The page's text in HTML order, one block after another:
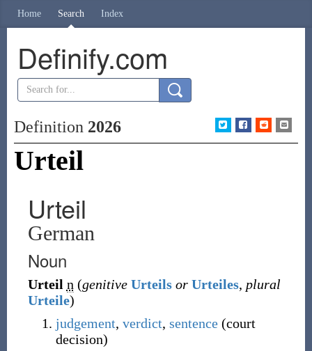
Home Search Index
Definify.com
Definition 2026
Urteil
Urteil
German
Noun
Urteil n (genitive Urteils or Urteiles, plural
Urteile)
judgement, verdict, sentence (court
decision)